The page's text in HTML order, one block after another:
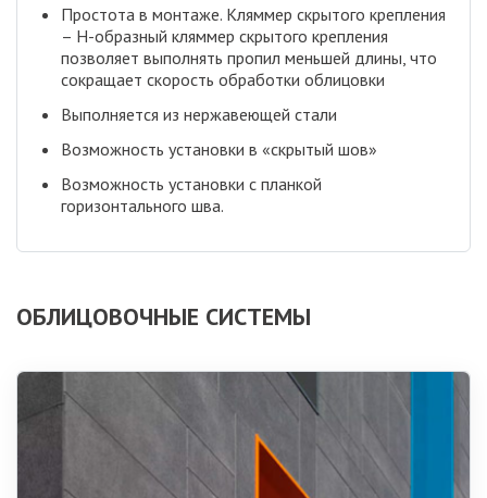
Простота в монтаже. Кляммер скрытого крепления
– Н-образный кляммер скрытого крепления
позволяет выполнять пропил меньшей длины, что
сокращает скорость обработки облицовки
Выполняется из нержавеющей стали
Возможность установки в «скрытый шов»
Возможность установки с планкой
горизонтального шва.
ОБЛИЦОВОЧНЫЕ СИСТЕМЫ